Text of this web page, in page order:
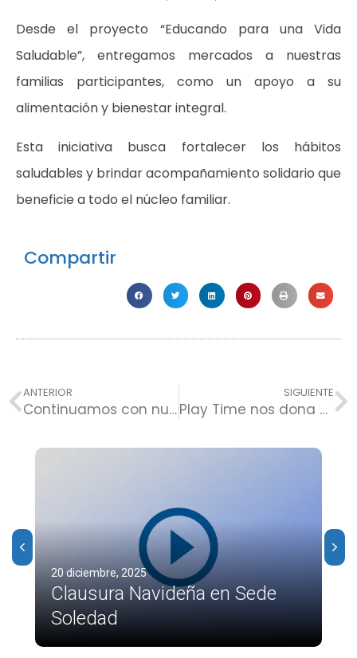
Desde el proyecto “Educando para una Vida
Saludable”, entregamos mercados a nuestras
familias participantes, como un apoyo a su
alimentación y bienestar integral.
Esta iniciativa busca fortalecer los hábitos
saludables y brindar acompañamiento solidario que
beneficie a todo el núcleo familiar.
Compartir
ANTERIOR
Continuamos con nuestra Escuela de Liderazgo Familiar
SIGUIENTE
Play Time nos dona una jornada de juego y alegría
20 diciembre, 2025
Clausura Navideña en Sede
Soledad